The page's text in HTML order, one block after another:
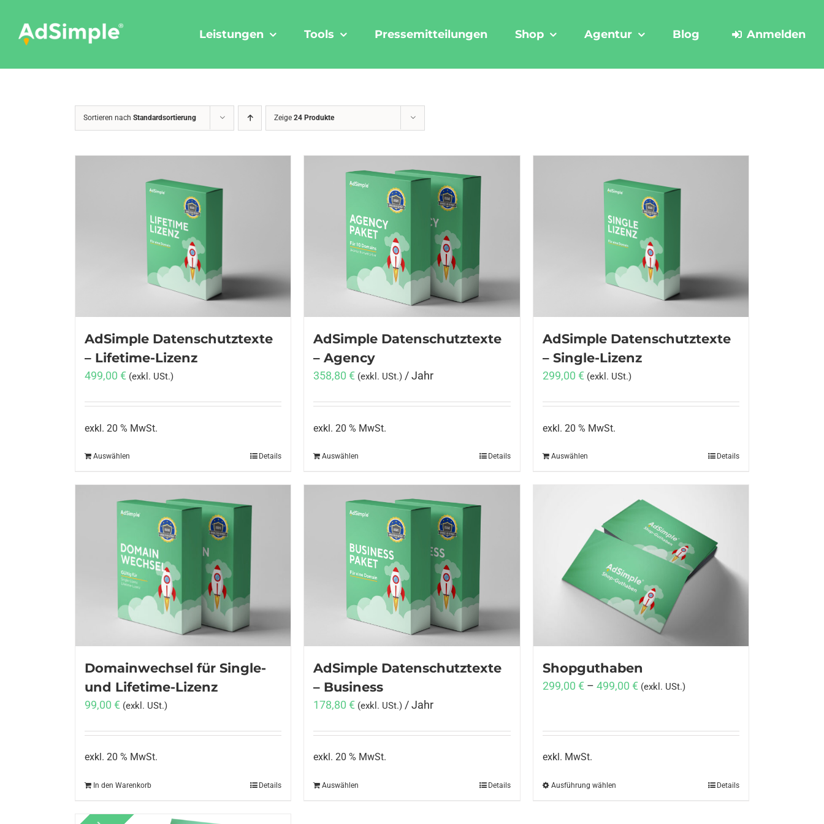
content
Leistungen Tools Pressemitteilungen Shop Agentur Blog Anmelden
Sortieren nach Standardsortierung Zeige 24 Produkte
AdSimple Datenschutztexte
– Lifetime-Lizenz
499,00 € (exkl. USt.)
exkl. 20 % MwSt.
Auswählen Details
AdSimple Datenschutztexte
– Agency
358,80€ (exkl. USt.) / Jahr
exkl. 20 % MwSt.
Auswählen Details
AdSimple Datenschutztexte
– Single-Lizenz
299,00 € (exkl. USt.)
exkl. 20 % MwSt.
Auswählen Details
Domainwechsel für Single-
und Lifetime-Lizenz
99,00 € (exkl. USt.)
exkl. 20 % MwSt.
In den Warenkorb Details
AdSimple Datenschutztexte
– Business
178,80€ (exkl. USt.) / Jahr
exkl. 20 % MwSt.
Auswählen Details
Shopguthaben
299,00 €– 499,00 € (exkl. USt.)
exkl. MwSt.
Ausführung wählenDieses
Details